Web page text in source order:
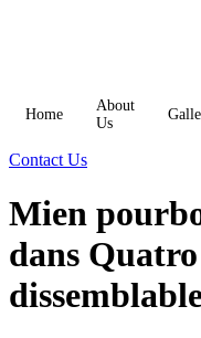
Home
About
Us
Contact Us
Mien
dans